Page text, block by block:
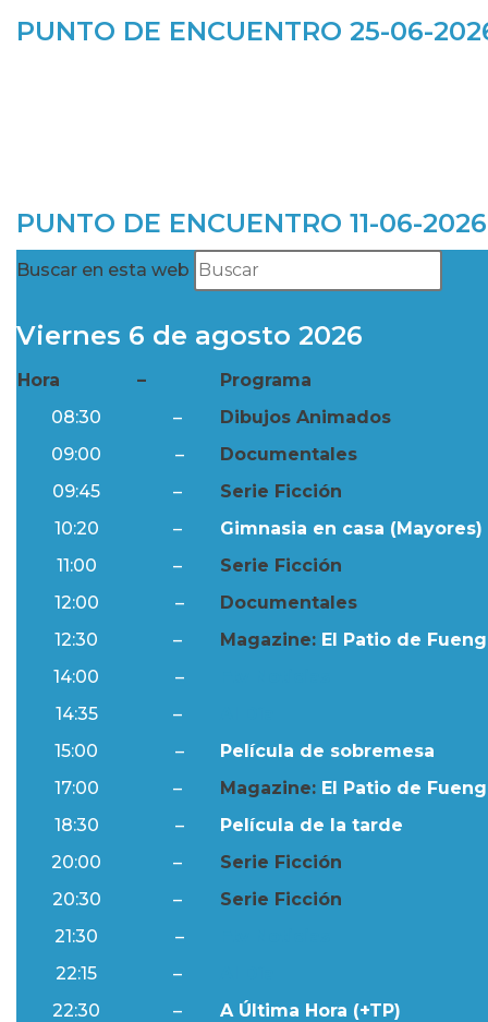
PUNTO DE ENCUENTRO 25-06-
PUNTO DE ENCUENTRO 11-06-2026
Buscar en esta web
Viernes 6 de agosto 2026
Hora –
Programa
08:30
–
Dibujos Animados
09:00
–
Documentales
09:45
–
Serie Ficción
10:20
–
Gimnasia en casa (Mayores)
11:00
–
Serie Ficción
12:00
–
Documentales
12:30
– Magazine: El Patio de
14:00
–
14:35
–
15:00
–
Película de sobremesa
17:00
– Magazine: El Patio de
18:30
–
Película de la tarde
20:00
–
Serie Ficción
20:30
–
Serie Ficción
21:30
–
22:15
–
22:30
–
A Última Hora (+TP)